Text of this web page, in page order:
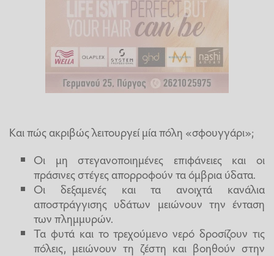
Και πώς ακριβώς λειτουργεί μία πόλη «σφουγγάρι»;
Οι μη στεγανοποιημένες επιφάνειες και οι
πράσινες στέγες απορροφούν τα όμβρια ύδατα.
Οι δεξαμενές και τα ανοιχτά κανάλια
αποστράγγισης υδάτων μειώνουν την ένταση
των πλημμυρών.
Τα φυτά και το τρεχούμενο νερό δροσίζουν τις
πόλεις, μειώνουν τη ζέστη και βοηθούν στην